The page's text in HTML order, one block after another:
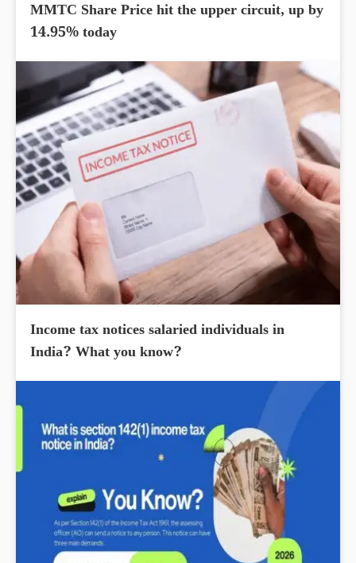
MMTC Share Price hit the upper circuit, up by
14.95% today
Income tax notices salaried individuals in
India? What you know?